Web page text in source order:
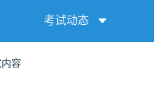
考试动态
容